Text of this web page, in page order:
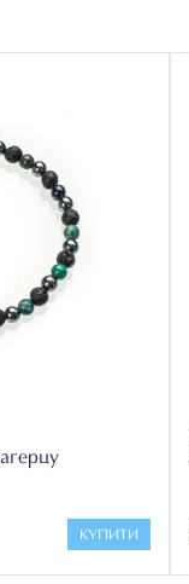
КУПИТИ